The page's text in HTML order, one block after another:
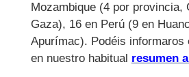
Mozambique (4 por provincia,
Gaza), 16 en Perú (9 en
Apurímac). Podéis informaros
en nuestro habitual resumen